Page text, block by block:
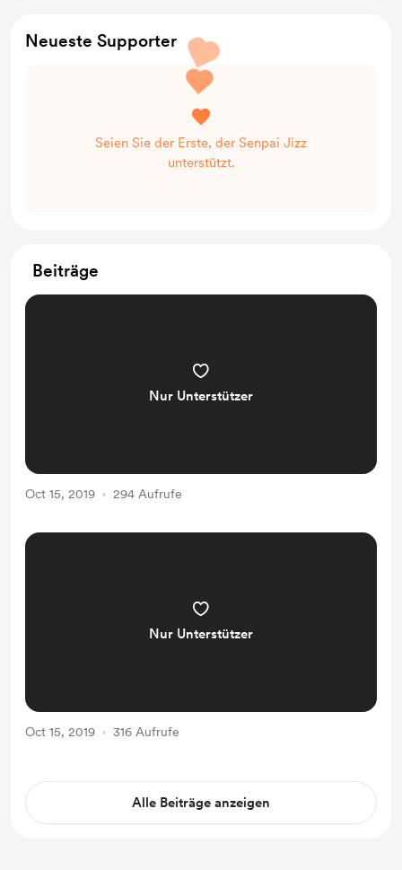
Neueste Supporter
Seien Sie der Erste, der Senpai Jizz
unterstützt.
Beiträge
Nur Unterstützer
Oct 15, 2019 294 Aufrufe
Nur Unterstützer
Oct 15, 2019 316 Aufrufe
Alle Beiträge anzeigen